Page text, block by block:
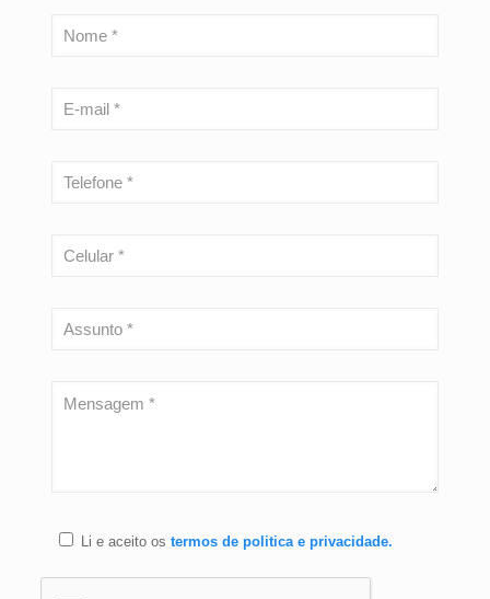
Li e aceito os termos de politica e privacidade.